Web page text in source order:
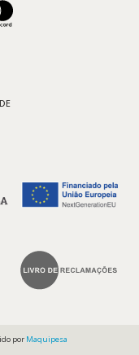
por Maquipesa